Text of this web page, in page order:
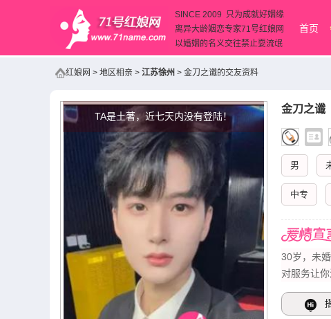
SINCE 2009 只为成就好姻缘
离异大龄姻恋专家71号红娘网
以婚姻的名义交往禁止耍流氓
首页
红娘网 > 地区相亲 > 江苏徐州 > 金刀之谶的交友资料
TA是土著，近七天内没有登陆！
金刀之谶
男
中专
30岁，未
对服务让